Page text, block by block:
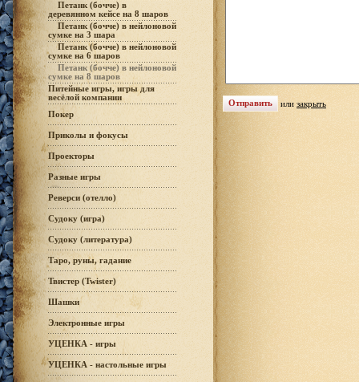
Петанк (бочче) в
деревянном кейсе на 8 шаров
Петанк (бочче) в нейлоновой
сумке на 3 шара
Петанк (бочче) в нейлоновой
сумке на 6 шаров
Петанк (бочче) в нейлоновой
сумке на 8 шаров
Питейные игры, игры для
весёлой компании
Покер
Приколы и фокусы
Проекторы
Разные игры
Реверси (отелло)
Судоку (игра)
Судоку (литература)
Таро, руны, гадание
Твистер (Twister)
Шашки
Электронные игры
УЦЕНКА - игры
УЦЕНКА - настольные игры
или закрыть